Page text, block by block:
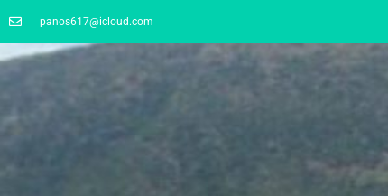
panos617@icloud.com